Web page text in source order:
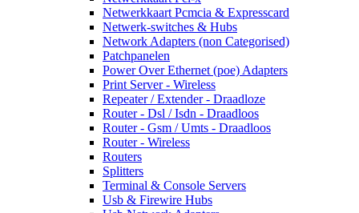
Netwerkkaart Pcmcia & Expresscard
Netwerk-switches & Hubs
Network Adapters (non Categorised)
Patchpanelen
Power Over Ethernet (poe) Adapters
Print Server - Wireless
Repeater / Extender - Draadloze
Router - Dsl / Isdn - Draadloos
Router - Gsm / Umts - Draadloos
Router - Wireless
Routers
Splitters
Terminal & Console Servers
Usb & Firewire Hubs